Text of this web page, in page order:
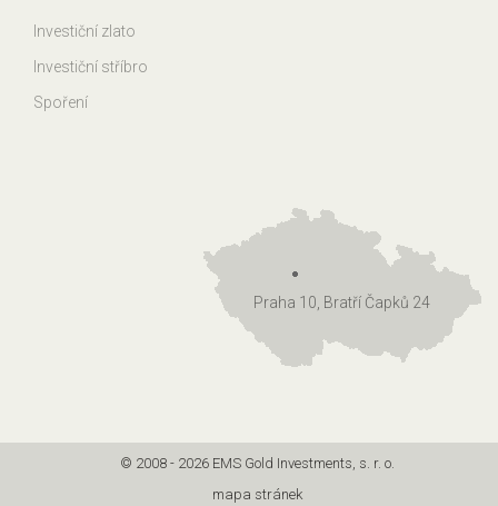
Investiční zlato
Investiční stříbro
Spoření
Praha 10, Bratří Čapků 24
© 2008 - 2026 EMS Gold Investments, s. r. o.
mapa stránek